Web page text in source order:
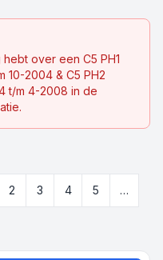
over een C5 PH1
10-2004 & C5 PH2
t/m 4-2008 in de
van
2 3 4 5 …